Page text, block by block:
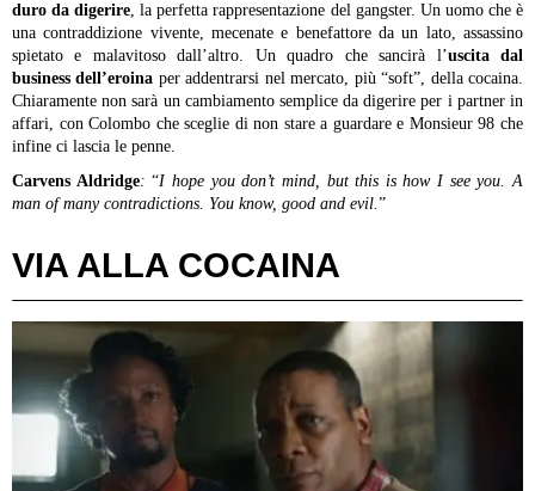
duro da digerire, la perfetta rappresentazione del gangster. Un uomo che è
una contraddizione vivente, mecenate e benefattore da un lato, assassino
spietato e malavitoso dall’altro. Un quadro che sancirà l’uscita dal
business dell’eroina per addentrarsi nel mercato, più “soft”, della cocaina.
Chiaramente non sarà un cambiamento semplice da digerire per i partner in
affari, con Colombo che sceglie di non stare a guardare e Monsieur 98 che
infine ci lascia le penne.
Carvens Aldridge:“I hope you don’t mind, but this is how I see you. A
man of many contradictions. You know, good and evil.”
VIA ALLA COCAINA